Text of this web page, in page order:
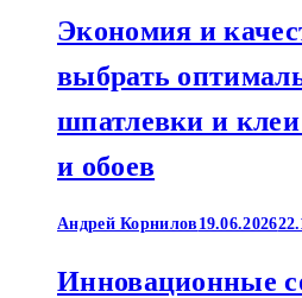
Экономия и
выбрать
шпатлевки и
и обоев
Андрей Корнилов 19.06.2026
Инновационные